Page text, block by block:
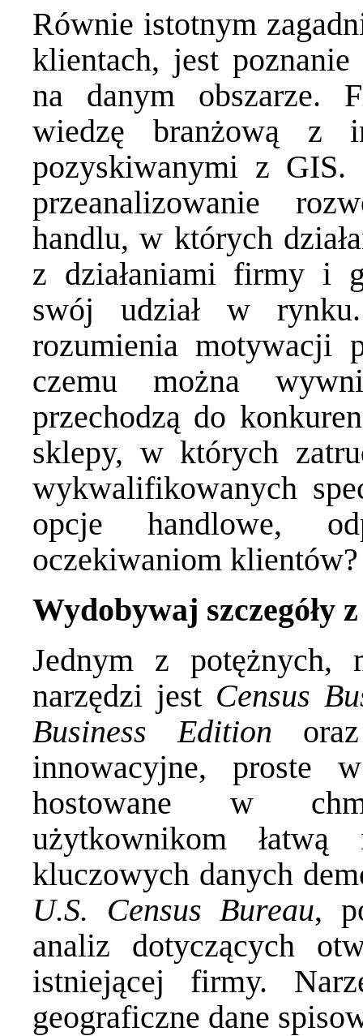
Równie istotnym
klientach, jest
na danym obszarze.
wiedzę branżową z
pozyskiwanymi z
przeanalizowanie
handlu, w których
z działaniami firmy i
swój udział w
rozumienia motywacji
czemu można
przechodzą do
sklepy, w których
wykwalifikowanych
opcje handlowe,
oczekiwaniom klientów?
Wydobywaj szczegóły
Jednym z potężnych,
narzędzi jest Census
Business Edition
innowacyjne, proste
hostowane w
użytkownikom
kluczowych danych
U.S. Census Bureau,
analiz dotyczących
istniejącej firmy.
geograficzne dane